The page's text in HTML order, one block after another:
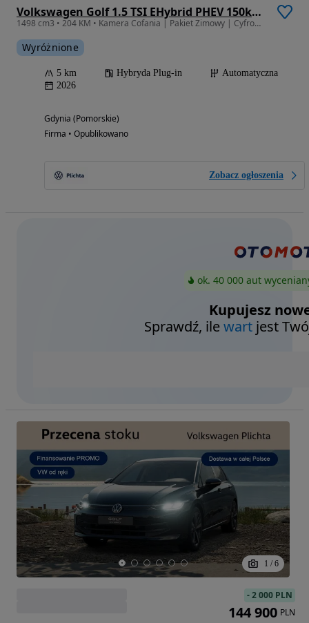
Volkswagen Golf 1.5 TSI EHybrid PHEV 150kW Life Plus DSG
1498 cm3 • 204 KM • Kamera Cofania | Pakiet Zimowy | Cyfrowe Zegary | Od ręki !
Wyróżnione
5 km Hybryda Plug-in
Automatyczna
2026
Gdynia (Pomorskie)
Firma • Opublikowano
Zobacz ogłoszenia
ok. 40 000 aut
Kupujesz
Sprawdź, ilewart jest
1 / 6
-2 000 PLN
144 900 PLN